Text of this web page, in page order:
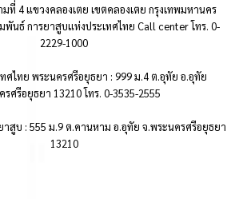
ที่ 4 แขวงคลองเตย เขตคลองเตย กรุงเทพมหานคร
นธ์ การยาสูบแห่งประเทศไทย Call center โทร. 0-
2229-1000
ศไทย พระนครศรีอยุธยา : 999 ม.4 ต.อุทัย อ.อุทัย
รศรีอยุธยา 13210 โทร. 0-3535-2555
สูบ : 555 ม.9 ต.คานหาม อ.อุทัย จ.พระนครศรีอยุธยา
13210